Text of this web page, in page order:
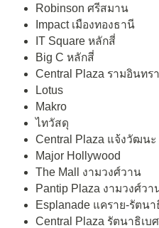
Robinson ศรีสมาน
Impact เมืองทองธานี
IT Square หลักสี่
Big C หลักสี่
Central Plaza รามอินทรา
Lotus
Makro
ไทวัสดุ
Central Plaza แจ้งวัฒนะ
Major Hollywood
The Mall งามวงศ์วาน
Pantip Plaza งามวงศ์วา
Esplanade แคราย-รัตนา
Central Plaza รัตนาธิเบ